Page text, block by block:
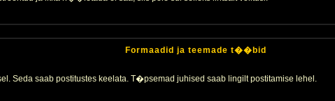
Formaadid ja teemade t��bid
Seda saab postitustes keelata. T�psemad juhised saab lingilt postitamise lehel.